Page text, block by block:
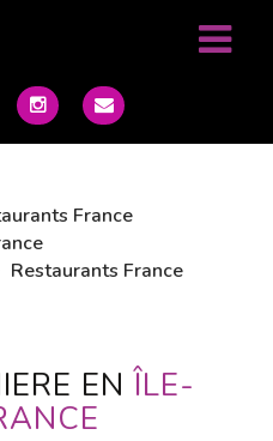
France
Restaurants France
ENÎLE-